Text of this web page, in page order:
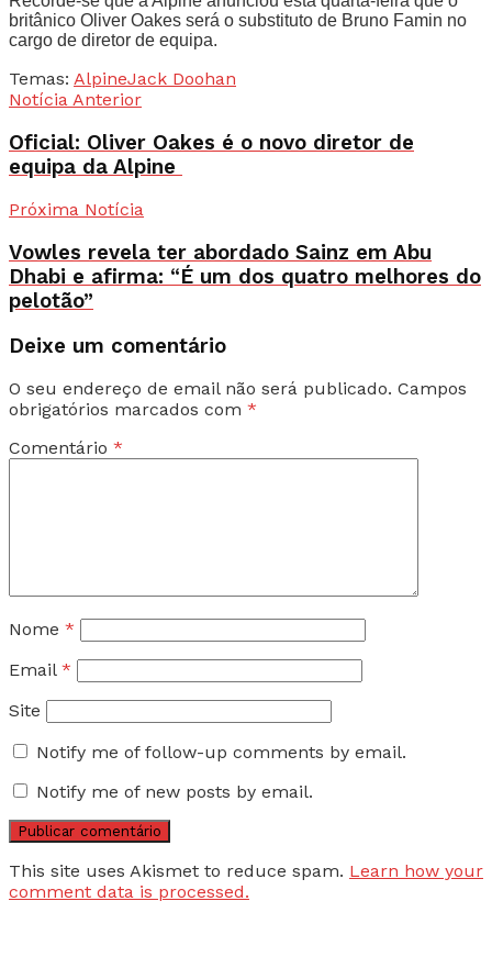
britânico Oliver Oakes será o substituto de Bruno Famin no
cargo de diretor de equipa.
Temas: AlpineJack Doohan
Notícia Anterior
Oficial: Oliver Oakes é o novo diretor de
equipa da Alpine
Próxima Notícia
Vowles revela ter abordado Sainz em Abu
Dhabi e afirma: “É um dos quatro melhores do
pelotão”
Deixe um comentário
O seu endereço de email não será publicado. Campos
obrigatórios marcados com *
Comentário *
Nome *
Email *
Site
Notify me of follow-up comments by email.
Notify me of new posts by email.
This site uses Akismet to reduce spam. Learn how your
comment data is processed.